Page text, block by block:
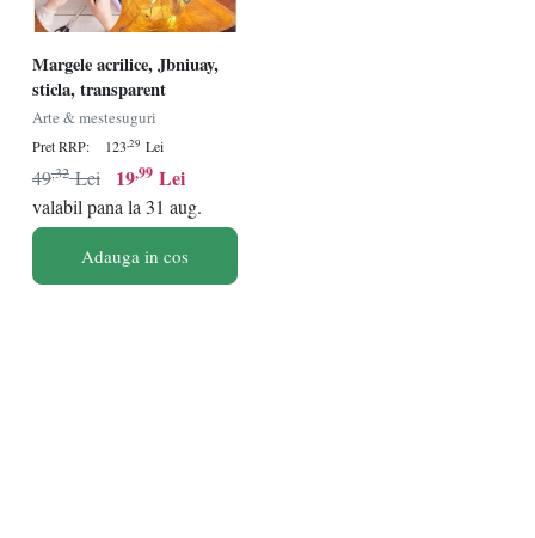
Margele acrilice, Jbniuay,
sticla, transparent
Arte & mestesuguri
Pret RRP: 123,29 Lei
19,99 Lei
49,32 Lei
valabil pana la 31 aug.
Adauga in cos